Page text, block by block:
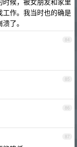
作。我当时也的确是
了。
84
85
86
87